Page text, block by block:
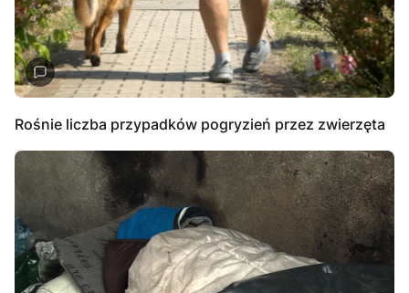
Rośnie liczba przypadków pogryzień przez zwierzęta